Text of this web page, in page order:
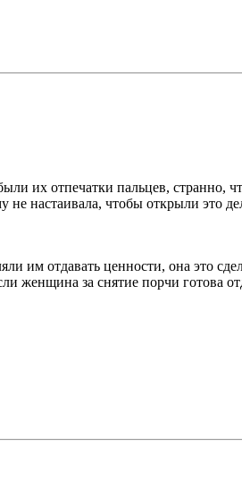
их отпечатки пальцев, странно,
не настаивала, чтобы открыли это
им отдавать ценности, она это
женщина за снятие порчи готова